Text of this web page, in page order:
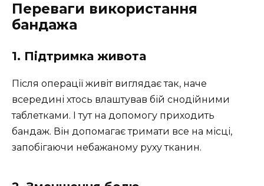
Переваги використання
бандажа
1. Підтримка живота
Після операції живіт виглядає так, наче
всередині хтось влаштував бій снодійними
таблетками. І тут на допомогу приходить
бандаж. Він допомагає тримати все на місці,
запобігаючи небажаному руху тканин.